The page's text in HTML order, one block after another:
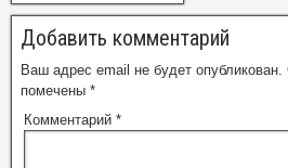
Добавить комментарий
Ваш адрес email не будет опубликован.
помечены *
Комментарий *